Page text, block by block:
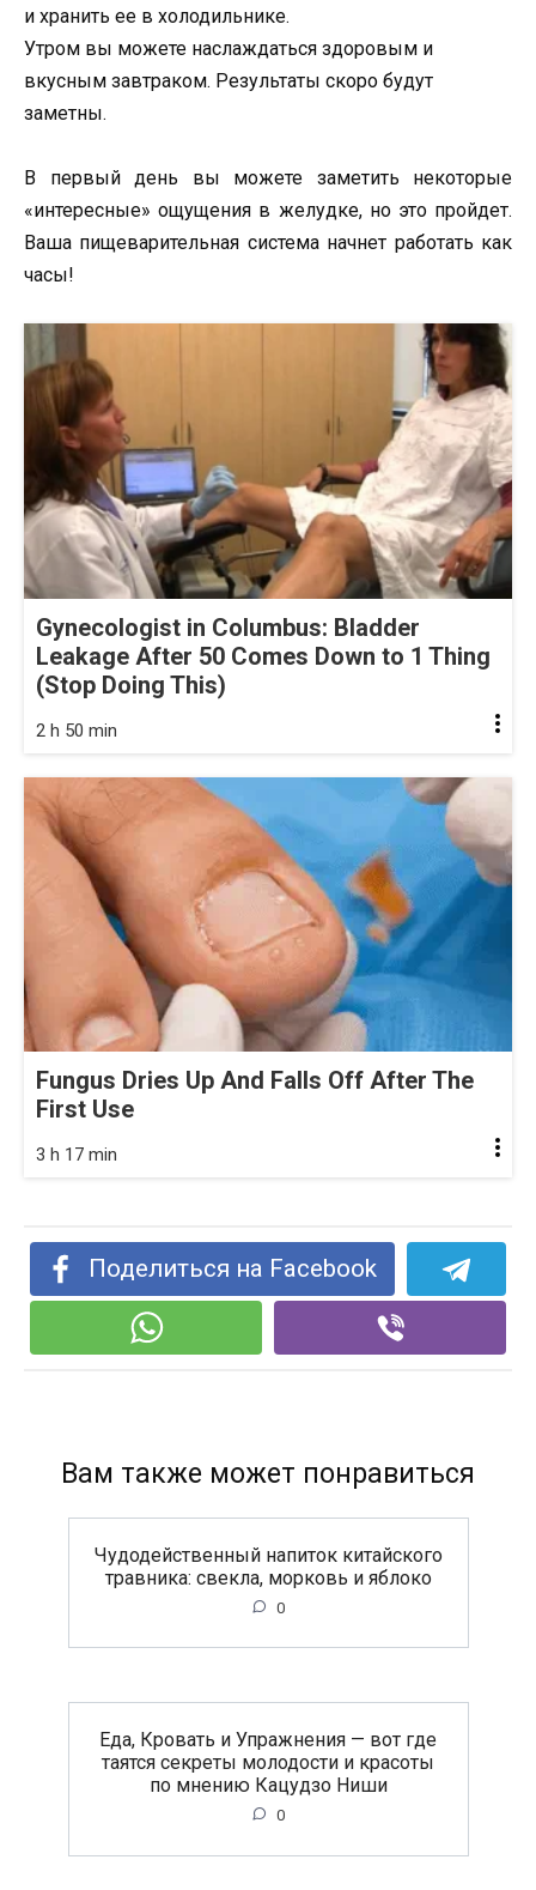
и хранить ее в холодильнике.
Утром вы можете наслаждаться здоровым и
вкусным завтраком. Результаты скоро будут
заметны.
В первый день вы можете заметить некоторые
«интересные» ощущения в желудке, но это пройдет.
Ваша пищеварительная система начнет работать как
часы!
Gynecologist in Columbus: Bladder
Leakage After 50 Comes Down to 1 Thing
(Stop Doing This)
2 h 50 min
Fungus Dries Up And Falls Off After The
First Use
3 h 17 min
Поделиться на Facebook
Вам также может понравиться
Чудодейственный напиток китайского
травника: свекла, морковь и яблоко
0
Еда, Кровать и Упражнения — вот где
таятся секреты молодости и красоты
по мнению Кацудзо Ниши
0